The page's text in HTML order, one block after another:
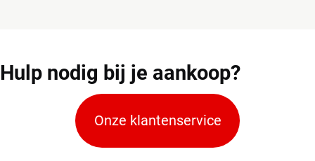
Hulp nodig bij je aankoop?
Onze klantenservice